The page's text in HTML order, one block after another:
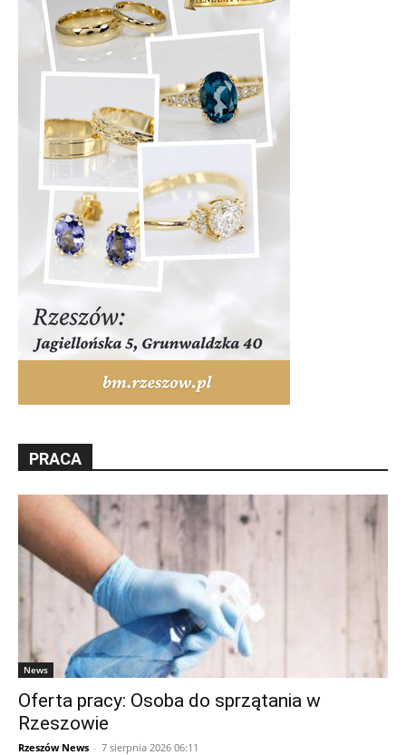
PRACA
News
Oferta pracy: Osoba do sprzątania w
Rzeszowie
Rzeszów News - 7 sierpnia 2026 06:11